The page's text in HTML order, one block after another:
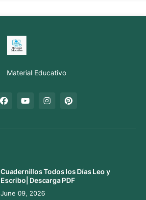
Material Educativo
Cuadernillos Todos los Días Leo y
Escribo| Descarga PDF
June 09, 2026